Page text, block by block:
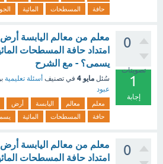
حافة
المسطحات المائية
0
تصويتات
1
إجابة
معلم من معالم اليابسة
امتداد حافة المسطحات
يسمى؟ - مع الشرح
سُئل مايو 4 في تصنيف أسئلة تعليمية
عبود
معلم معالم اليابسة أرض
حافة
المسطحات المائية
0
معلم من معالم اليابسة
امتداد حافة المسطحات